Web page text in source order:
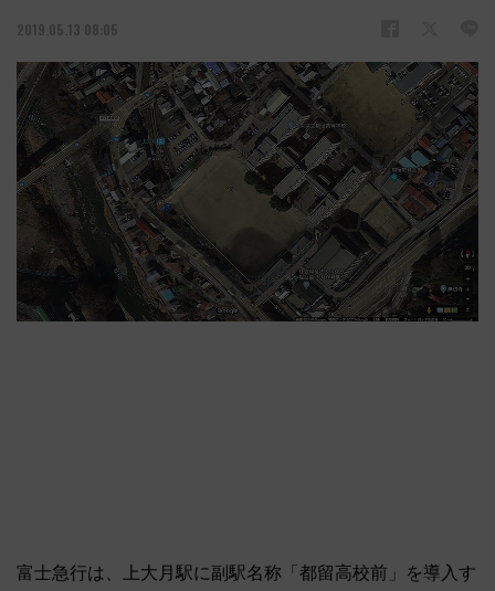
2019.05.13 08:05
富士急行は、上大月駅に副駅名称「都留高校前」を導入す